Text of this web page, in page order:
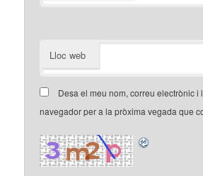
Lloc web
Desa el meu nom, correu electrònic i
navegador per a la pròxima vegada que